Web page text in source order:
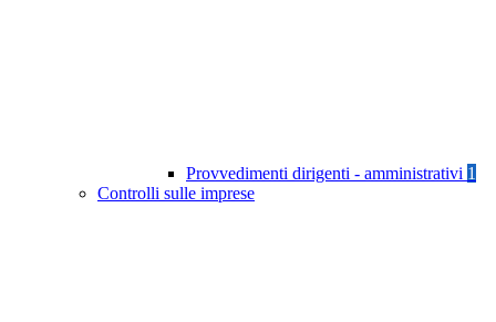
Provvedimenti dirigenti - amministrativi 1
Controlli sulle imprese